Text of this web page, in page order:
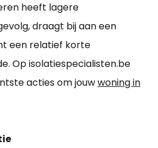
heeft lagere
draagt bij aan een
een relatief korte
Op isolatiespecialisten.be
acties om jouwwoning in